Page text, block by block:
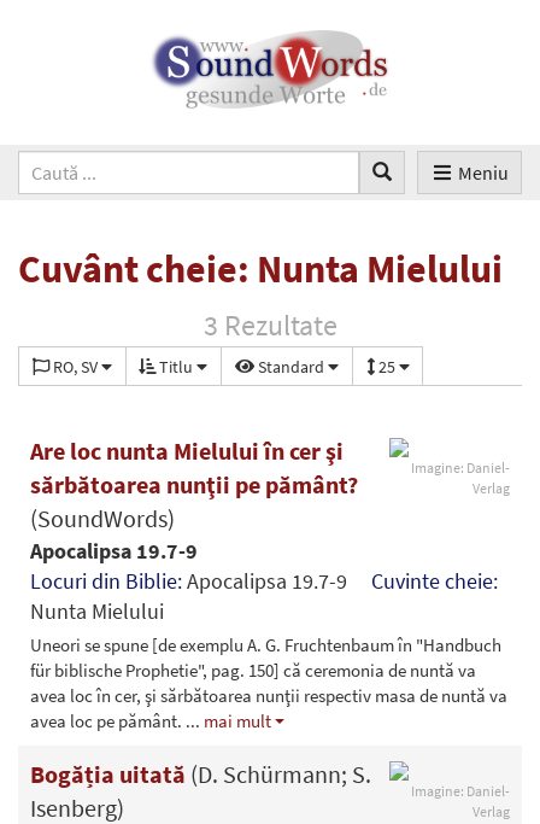
Meniu
Cuvânt cheie: Nunta Mielului
3 Rezultate
RO, SV Titlu Standard 25
Imagine: Daniel-
Verlag
Are loc nunta Mielului în cer şi
sărbătoarea nunţii pe pământ?
(SoundWords)
Apocalipsa 19.7-9
Locuri din Biblie:Apocalipsa 19.7-9 Cuvinte cheie:
Nunta Mielului
Uneori se spune [de exemplu A. G. Fruchtenbaum în "Handbuch
für biblische Prophetie", pag. 150] că ceremonia de nuntă va
avea loc în cer, şi sărbătoarea nunţii respectiv masa de nuntă va
avea loc pe pământ. ... mai mult
Imagine: Daniel-
Verlag
Bogăția uitată (D. Schürmann; S.
Isenberg)